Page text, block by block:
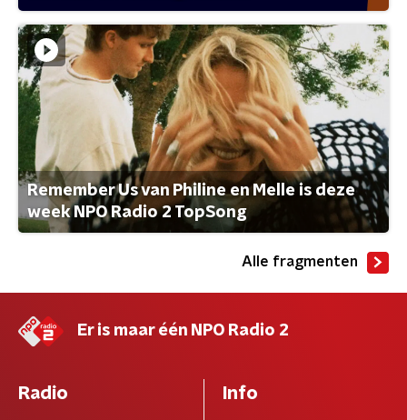
Remember Us van Philine en Melle is deze
week NPO Radio 2 TopSong
Alle fragmenten
Er is maar één NPO Radio 2
Radio Info